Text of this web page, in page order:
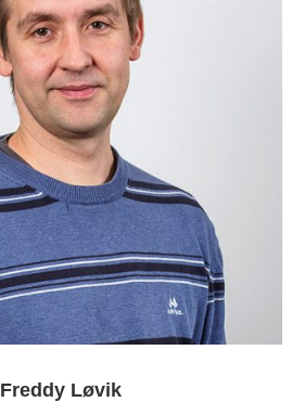
Freddy Løvik